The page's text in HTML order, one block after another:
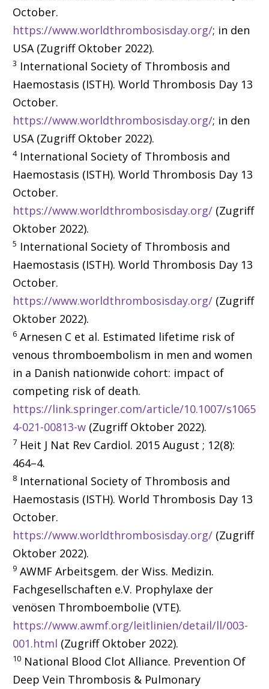
October.
https://www.worldthrombosisday.org/; in den
USA (Zugriff Oktober 2022).
3 International Society of Thrombosis and
Haemostasis (ISTH). World Thrombosis Day 13
October.
https://www.worldthrombosisday.org/; in den
USA (Zugriff Oktober 2022).
4International Society of Thrombosis and
Haemostasis (ISTH). World Thrombosis Day 13
October.
https://www.worldthrombosisday.org/ (Zugriff
Oktober 2022).
5 International Society of Thrombosis and
Haemostasis (ISTH). World Thrombosis Day 13
October.
https://www.worldthrombosisday.org/ (Zugriff
Oktober 2022).
6 Arnesen C et al. Estimated lifetime risk of
venous thromboembolism in men and women
in a Danish nationwide cohort: impact of
competing risk of death.
https://link.springer.com/article/10.1007/s1065
4-021-00813-w (Zugriff Oktober 2022).
7 Heit J Nat Rev Cardiol. 2015 August ; 12(8):
464–4.
8 International Society of Thrombosis and
Haemostasis (ISTH). World Thrombosis Day 13
October.
https://www.worldthrombosisday.org/ (Zugriff
Oktober 2022).
9 AWMF Arbeitsgem. der Wiss. Medizin.
Fachgesellschaften e.V. Prophylaxe der
venösen Thromboembolie (VTE).
https://www.awmf.org/leitlinien/detail/ll/003-
001.html (Zugriff Oktober 2022).
10 National Blood Clot Alliance. Prevention Of
Deep Vein Thrombosis & Pulmonary